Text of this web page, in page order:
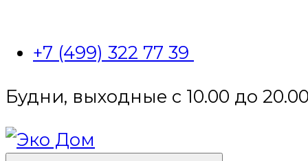
+7 (499) 322 77 39
Будни, выходные с 10.00 до 20.00